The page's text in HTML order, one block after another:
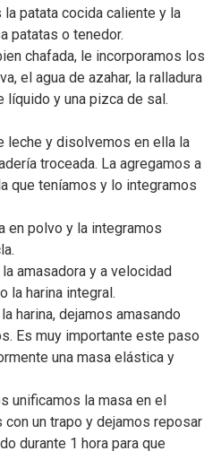
la patata cocida caliente y la
patatas o tenedor.
chafada, le incorporamos los
el agua de azahar, la ralladura
líquido y una pizca de sal.
leche y disolvemos en ella la
troceada. La agregamos a
que teníamos y lo integramos
en polvo y la integramos
amasadora y a velocidad
la harina integral.
harina, dejamos amasando
Es muy importante este paso
una masa elástica y
unificamos la masa en el
un trapo y dejamos reposar
durante 1 hora para que